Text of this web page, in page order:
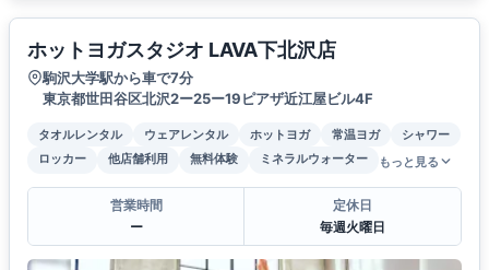
ホットヨガスタジオ LAVA下北沢店
駒沢大学駅から車で7分
東京都世田谷区北沢2ー25ー19ピアザ近江屋ビル4F
タオルレンタル ウェアレンタル ホットヨガ 常温ヨガ
シャワー
ロッカー
他店舗利用 無料体験 ミネラルウォーター もっと見る
営業時間
ー
定休日
毎週火曜日